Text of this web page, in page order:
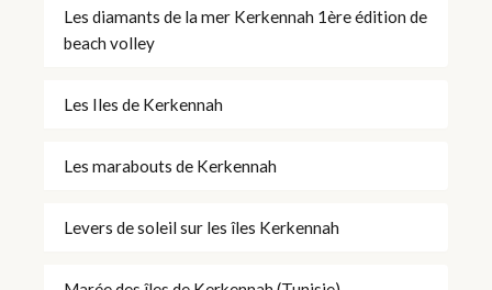
Les diamants de la mer Kerkennah 1ère édition de
beach volley
Les Iles de Kerkennah
Les marabouts de Kerkennah
Levers de soleil sur les îles Kerkennah